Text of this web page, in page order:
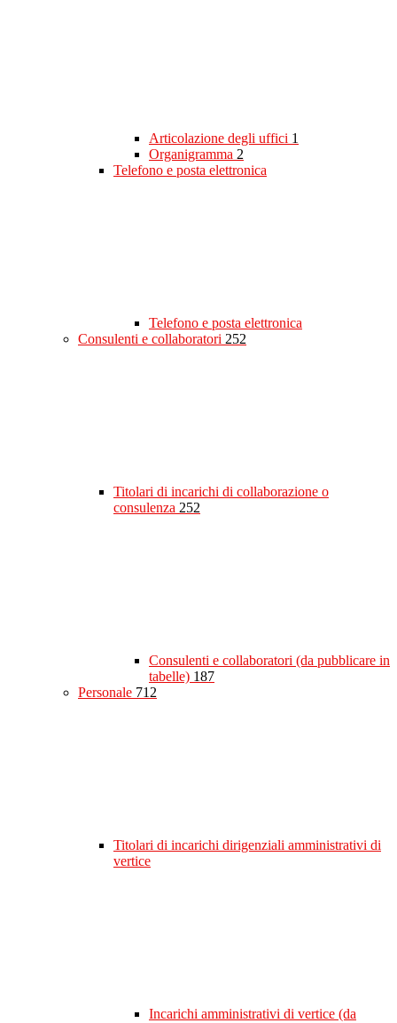
Articolazione degli uffici 1
Organigramma 2
Telefono e posta elettronica
Telefono e posta elettronica
Consulenti e collaboratori 252
Titolari di incarichi di collaborazione o
consulenza 252
Consulenti e collaboratori (da pubblicare in
tabelle) 187
Personale 712
Titolari di incarichi dirigenziali amministrativi di
vertice
Incarichi amministrativi di vertice (da